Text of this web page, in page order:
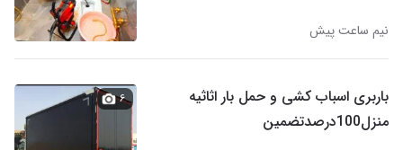
نیم ساعت پیش
باربری اسباب کشی و حمل بار اثاثیه
منزل100درصدتضمین
۶